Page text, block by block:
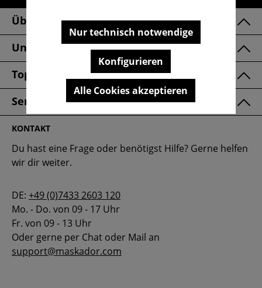
Über Uns
Unsere Marken
Top Kategorien
Service & FAQ
KONTAKT
Du hast eine Frage oder benötigst Hilfe? Gerne helfen
wir dir weiter.
DE: +49 (0)7433 2603 120
Mo. - Do. von 09 - 17 Uhr
Fr. von 09 - 13 Uhr
Oder gerne per Chat oder Mail an
support@maskador.com
Nur technisch notwendige
Konfigurieren
Alle Cookies akzeptieren